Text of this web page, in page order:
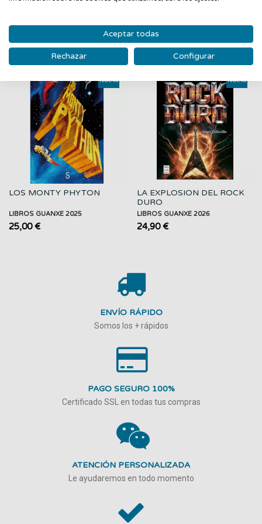
PRODUCTOS RELACIONADOS
Nuevo
LOS MONTY PHYTON
LIBROS GUANXE 2025
25,00 €
Nuevo
LA EXPLOSION DEL ROCK
DURO
LIBROS GUANXE 2026
24,90 €
ENVÍO RÁPIDO
Somos los + rápidos
PAGO SEGURO 100%
Certificado SSL en todas tus compras
ATENCIÓN PERSONALIZADA
Le ayudaremos en todo momento
Aceptar todas
Rechazar Configurar